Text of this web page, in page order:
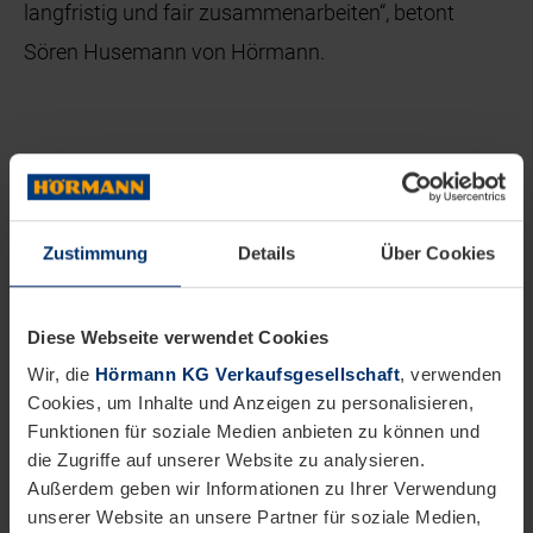
Zustimmung Details Über Cookies
Diese Webseite verwendet Cookies
Wir, die Hörmann KG Verkaufsgesellschaft, verwenden
Cookies, um Inhalte und Anzeigen zu personalisieren,
Funktionen für soziale Medien anbieten zu können und
die Zugriffe auf unserer Website zu analysieren.
Außerdem geben wir Informationen zu Ihrer Verwendung
unserer Website an unsere Partner für soziale Medien,
langfristig und fair zusammenarbeiten“, betont
Sören Husemann von Hörmann.
Zentrale Datenbank